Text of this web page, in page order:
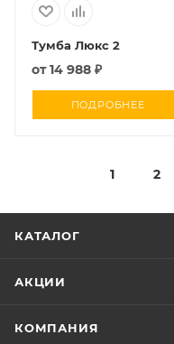
Тумба Люкс 2
от14 988 ₽
ПОДРОБНЕЕ
1 2
КАТАЛОГ
АКЦИИ
КОМПАНИЯ